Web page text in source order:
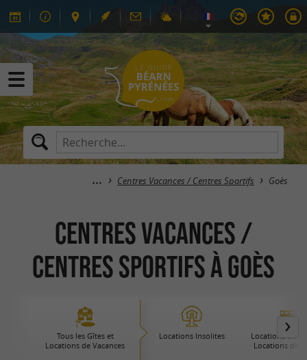
Centres Vacances / Centres Sportifs Goès
Centres Vacances /
Centres Sportifs à Goès
Tous les Gîtes et
Locations de Vacances
Locations Insolites
Locations de
Locations de